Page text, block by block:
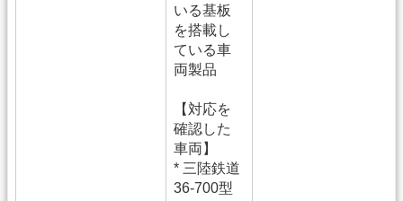
いる基板
を搭載し
ている車
両製品
【対応を
確認した
車両】
* 三陸鉄道
36-700型